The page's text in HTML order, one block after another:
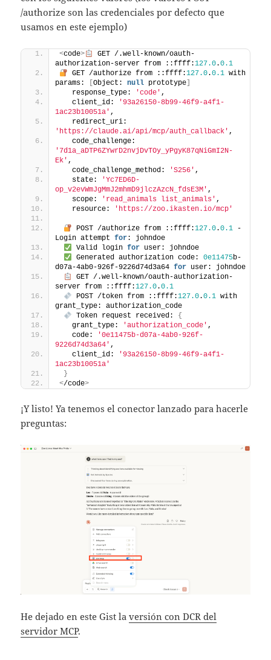
/authorize son las credenciales por defecto que
usamos en este ejemplo)
<code>
GET /.well-known/oauth-
authorization-server from ::ffff:127.0.0.1
GET /authorize from ::ffff:127.0.0.1 with
params:
[Object: null prototype
   response_type:
'code' ,
   client_id:
'93a26150-8b99-46f9-a4f1-
1ac23b10051a' ,
'https://claude.ai/api/mcp/auth_callback' ,
'7d1a_aDTP6ZYwrD2nvjDvTOy_yPgyK87qNiGmI2N-
Ek' ,
   code_challenge_method:
'S256' ,
   state:
'Yc7ED6D-
op_v2evWmJgMmJ2mhmD9jlczAzcN_fdsE3M' ,
   scope:
'read_animals list_animals' ,
   resource:
'https://zoo.ikasten.io/mcp'
POST /authorize from ::ffff:127.0.0.1 -
Login attempt for: johndoe
Valid login for user: johndoe
Generated authorization code: 0e11475b-
d07a-4ab0-926f-9226d74d3a64 for user: johndoe
GET /.well-known/oauth-authorization-
server from ::ffff:127.0.0.1
POST /token from ::ffff:127.0.0.1 with
grant_type: authorization_code
Token request received: {
   grant_type:
'authorization_code' ,
   code:
'0e11475b-d07a-4ab0-926f-
9226d74d3a64' ,
   client_id:
'93a26150-8b99-46f9-a4f1-
1ac23b10051a'
}
</code>
¡Y listo! Ya tenemos el conector lanzado para hacerle
preguntas:
He dejado en este Gist laversión con DCR del
servidor MCP.